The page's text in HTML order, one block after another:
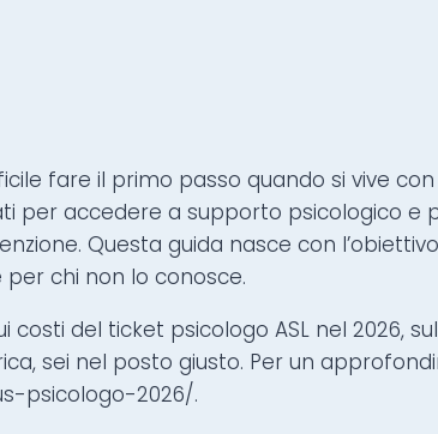
fare il primo passo quando si vive con
per accedere a supporto psicologico e
Questa guida nasce con
chi non lo conosce.
del ticket psicologo ASL nel 2026,
sei nel posto giusto. Per un
psicologo-2026/.